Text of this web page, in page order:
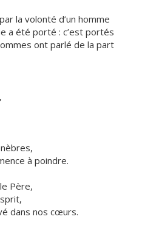
la volonté d’un homme
a été porté : c’est portés
ont parlé de la part
à poindre.
Père,
dans nos cœurs.